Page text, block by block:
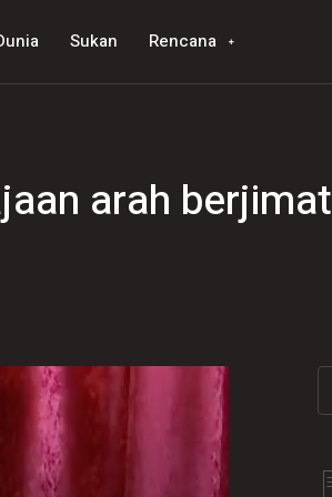
Sukan Rencana
arah berjimat